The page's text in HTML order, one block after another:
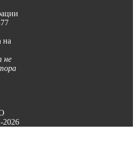
на
не
2026